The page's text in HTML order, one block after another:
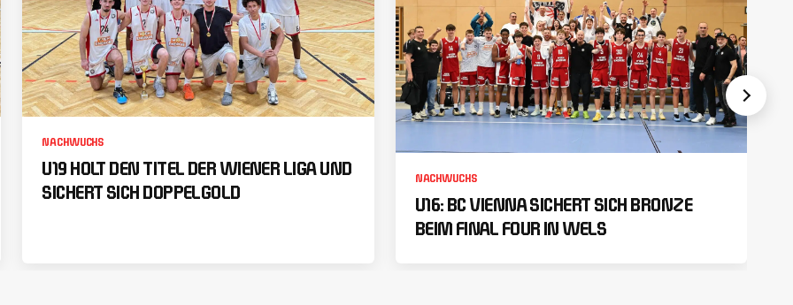
NACHWUCHS
U19 HOLT DEN TITEL DER WIENER LIGA UND
SICHERT SICH DOPPELGOLD
NACHWUCHS
U16: BC VIENNA SICHERT SICH BRONZE
BEIM FINAL FOUR IN WELS